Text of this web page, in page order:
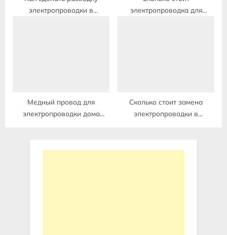
электропроводки в
электропроводка для
Медный провод для
электропроводки дома
Сколько стоит замена
электропроводки в